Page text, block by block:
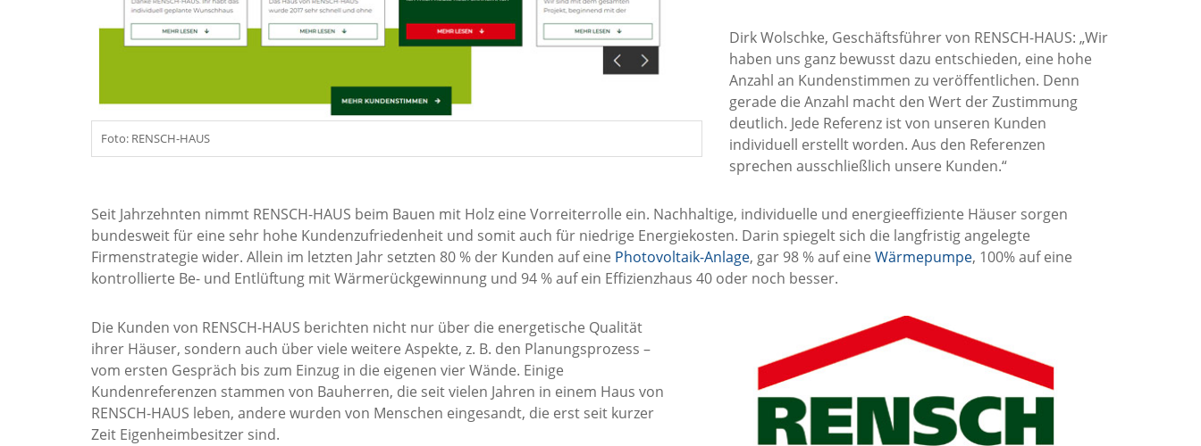
Foto: RENSCH-HAUS
Dirk Wolschke, Geschäftsführer von RENSCH-HAUS: „Wir
haben uns ganz bewusst dazu entschieden, eine hohe
Anzahl an Kundenstimmen zu veröffentlichen. Denn
gerade die Anzahl macht den Wert der Zustimmung
deutlich. Jede Referenz ist von unseren Kunden
individuell erstellt worden. Aus den Referenzen
sprechen ausschließlich unsere Kunden.“
Seit Jahrzehnten nimmt RENSCH-HAUS beim Bauen mit Holz eine Vorreiterrolle ein. Nachhaltige, individuelle und energieeffiziente Häuser sorgen
bundesweit für eine sehr hohe Kundenzufriedenheit und somit auch für niedrige Energiekosten. Darin spiegelt sich die langfristig angelegte
Firmenstrategie wider. Allein im letzten Jahr setzten 80 % der Kunden auf eine Photovoltaik-Anlage, gar 98 % auf eine Wärmepumpe, 100% auf eine
kontrollierte Be- und Entlüftung mit Wärmerückgewinnung und 94 % auf ein Effizienzhaus 40 oder noch besser.
Die Kunden von RENSCH-HAUS berichten nicht nur über die energetische Qualität
ihrer Häuser, sondern auch über viele weitere Aspekte, z. B. den Planungsprozess –
vom ersten Gespräch bis zum Einzug in die eigenen vier Wände. Einige
Kundenreferenzen stammen von Bauherren, die seit vielen Jahren in einem Haus von
RENSCH-HAUS leben, andere wurden von Menschen eingesandt, die erst seit kurzer
Zeit Eigenheimbesitzer sind.